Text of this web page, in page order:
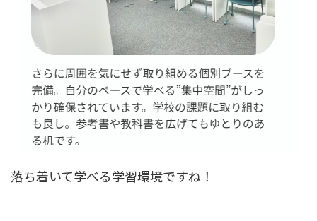
落ち着いて学べる学習環境ですね！